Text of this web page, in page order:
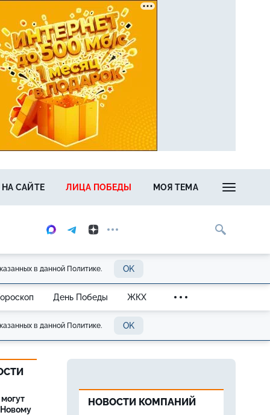
НА САЙТЕ ЛИЦА ПОБЕДЫ МОЯ ТЕМА
в данной Политике. OK
День Победы ЖКХ
в данной Политике. OK
НОВОСТИ КОМПАНИЙ